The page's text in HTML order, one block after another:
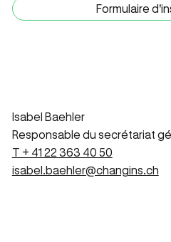
Formulaire
Isabel Baehler
Responsable du secrétariat
T + 41 22 363 40 50
isabel.baehler@changins.ch